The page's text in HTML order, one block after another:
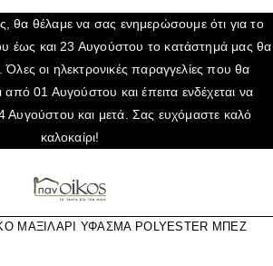
θα θέλαμε να σας ενημερώσουμε ότι για το
έως και 23 Αυγούστου το κατάστημά μας θα
Όλες οι ηλεκτρονικές παραγγελίες που θα
01 Αυγούστου και έπειτα ενδέχεται να
Αυγούστου και μετά. Σας ευχόμαστε καλό
καλοκαίρι!